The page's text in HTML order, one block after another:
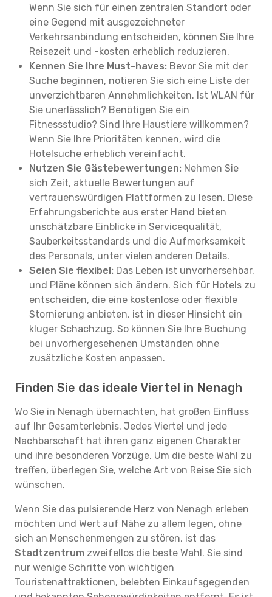
Wenn Sie sich für einen zentralen Standort oder
eine Gegend mit ausgezeichneter
Verkehrsanbindung entscheiden, können Sie Ihre
Reisezeit und -kosten erheblich reduzieren.
Kennen Sie Ihre Must-haves: Bevor Sie mit der
Suche beginnen, notieren Sie sich eine Liste der
unverzichtbaren Annehmlichkeiten. Ist WLAN für
Sie unerlässlich? Benötigen Sie ein
Fitnessstudio? Sind Ihre Haustiere willkommen?
Wenn Sie Ihre Prioritäten kennen, wird die
Hotelsuche erheblich vereinfacht.
Nutzen Sie Gästebewertungen: Nehmen Sie
sich Zeit, aktuelle Bewertungen auf
vertrauenswürdigen Plattformen zu lesen. Diese
Erfahrungsberichte aus erster Hand bieten
unschätzbare Einblicke in Servicequalität,
Sauberkeitsstandards und die Aufmerksamkeit
des Personals, unter vielen anderen Details.
Seien Sie flexibel: Das Leben ist unvorhersehbar,
und Pläne können sich ändern. Sich für Hotels zu
entscheiden, die eine kostenlose oder flexible
Stornierung anbieten, ist in dieser Hinsicht ein
kluger Schachzug. So können Sie Ihre Buchung
bei unvorhergesehenen Umständen ohne
zusätzliche Kosten anpassen.
Finden Sie das ideale Viertel in Nenagh
Wo Sie in Nenagh übernachten, hat großen Einfluss
auf Ihr Gesamterlebnis. Jedes Viertel und jede
Nachbarschaft hat ihren ganz eigenen Charakter
und ihre besonderen Vorzüge. Um die beste Wahl zu
treffen, überlegen Sie, welche Art von Reise Sie sich
wünschen.
Wenn Sie das pulsierende Herz von Nenagh erleben
möchten und Wert auf Nähe zu allem legen, ohne
sich an Menschenmengen zu stören, ist das
Stadtzentrum zweifellos die beste Wahl. Sie sind
nur wenige Schritte von wichtigen
Touristenattraktionen, belebten Einkaufsgegenden